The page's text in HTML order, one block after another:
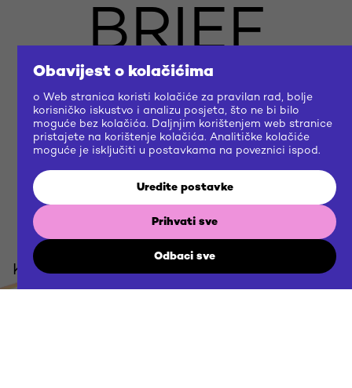
BRIEF
US
NOW
Gradimo zajedničku budućnost
Kontaktirajte nas
Obavijest o kolačićima
o Web stranica koristi kolačiće za pravilan rad, bolje
korisničko iskustvo i analizu posjeta, što ne bi bilo
moguće bez kolačića. Daljnjim korištenjem web stranice
pristajete na korištenje kolačića. Analitičke kolačiće
moguće je isključiti u postavkama na poveznici ispod.
Uredite postavke
Prihvati sve
Odbaci sve